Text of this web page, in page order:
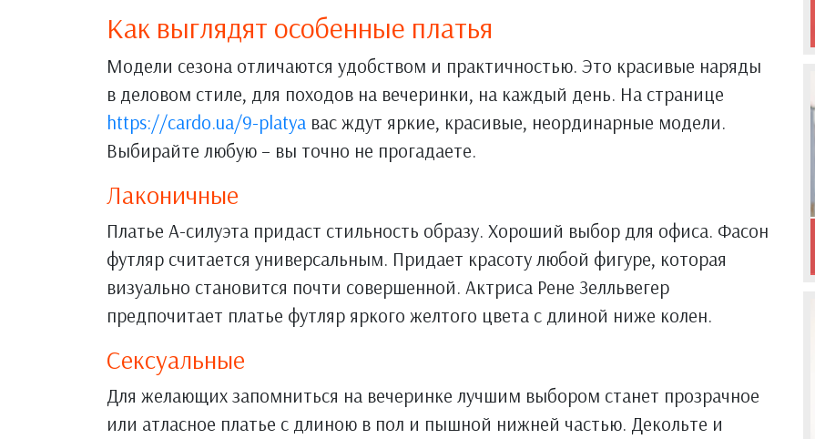
Как выглядят особенные платья
Модели сезона отличаются удобством и практичностью. Это красивые наряды
в деловом стиле, для походов на вечеринки, на каждый день. На странице
https://cardo.ua/9-platya вас ждут яркие, красивые, неординарные модели.
Выбирайте любую – вы точно не прогадаете.
Лаконичные
Платье А-силуэта придаст стильность образу. Хороший выбор для офиса. Фасон
футляр считается универсальным. Придает красоту любой фигуре, которая
визуально становится почти совершенной. Актриса Рене Зелльвегер
предпочитает платье футляр яркого желтого цвета с длиной ниже колен.
Сексуальные
Для желающих запомниться на вечеринке лучшим выбором станет прозрачное
или атласное платье с длиною в пол и пышной нижней частью. Декольте и